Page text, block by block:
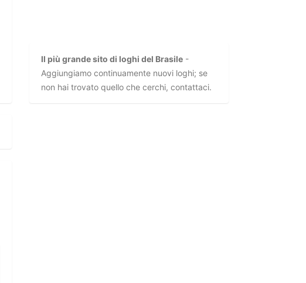
Il più grande sito di loghi del Brasile -
Aggiungiamo continuamente nuovi loghi; se
non hai trovato quello che cerchi, contattaci.